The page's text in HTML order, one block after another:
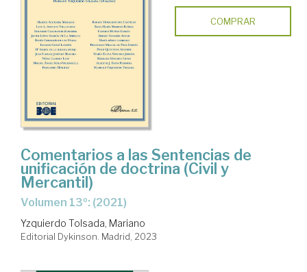
jurisprudencia
COMPRAR
Comentarios a las Sentencias de
unificación de doctrina (Civil y
Mercantil)
Volumen 13º: (2021)
Yzquierdo Tolsada, Mariano
Editorial Dykinson. Madrid, 2023